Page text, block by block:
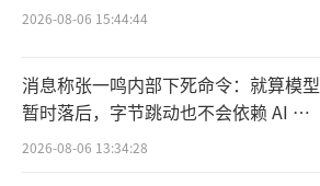
2026-08-06 15:44:44
消息称张一鸣内部下死命令：就算模型
暂时落后，字节跳动也不会依赖 AI 蒸
馏技术
2026-08-06 13:34:28